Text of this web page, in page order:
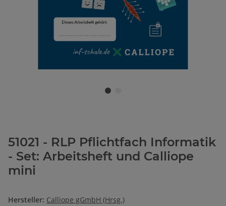
51021 - RLP Pflichtfach Informatik
- Set: Arbeitsheft und Calliope
mini
Hersteller: Calliope gGmbH (Hrsg.)